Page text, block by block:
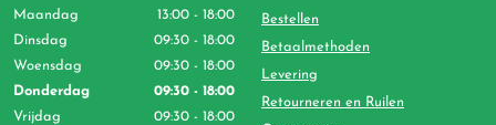
Maandag
13:00 - 18:00
Dinsdag
09:30 - 18:00
Woensdag
09:30 - 18:00
Donderdag
09:30 - 18:00
Vrijdag
09:30 - 18:00
Bestellen
Betaalmethoden
Levering
Retourneren en Ruilen